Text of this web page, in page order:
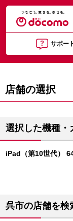
サポー
店舗の選択
選択した機種・
iPad（第10世代）
呉市の店舗を検